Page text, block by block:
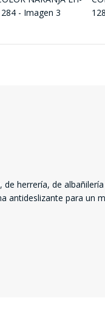
herrería, de
antideslizante para un